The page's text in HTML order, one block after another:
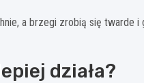
a brzegi zrobią się twarde i
działa?